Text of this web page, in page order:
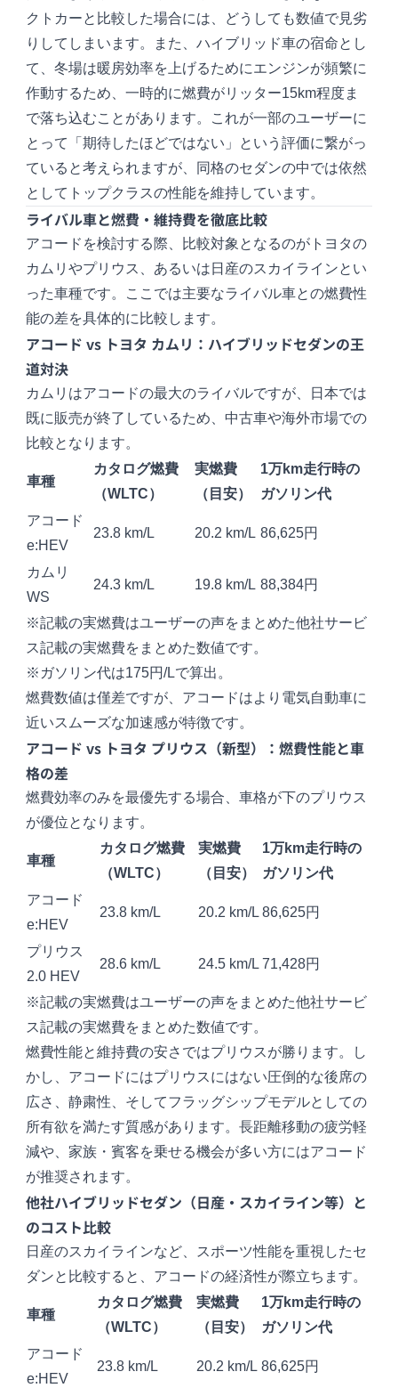
クトカーと比較した場合には、どうしても数値で見劣
りしてしまいます。また、ハイブリッド車の宿命とし
て、冬場は暖房効率を上げるためにエンジンが頻繁に
作動するため、一時的に燃費がリッター15km程度ま
で落ち込むことがあります。これが一部のユーザーに
とって「期待したほどではない」という評価に繋がっ
ていると考えられますが、同格のセダンの中では依然
としてトップクラスの性能を維持しています。
ライバル車と燃費・維持費を徹底比較
アコードを検討する際、比較対象となるのがトヨタの
カムリやプリウス、あるいは日産のスカイラインとい
った車種です。ここでは主要なライバル車との燃費性
能の差を具体的に比較します。
アコード vs トヨタ カムリ：ハイブリッドセダンの王
道対決
カムリはアコードの最大のライバルですが、日本では
既に販売が終了しているため、中古車や海外市場での
比較となります。
車種
カタログ燃費
（WLTC）
実燃費
（目安）
1万km走行時の
ガソリン代
アコード
e:HEV
23.8 km/L 20.2 km/L 86,625円
カムリ
WS
24.3 km/L 19.8 km/L 88,384円
※記載の実燃費はユーザーの声をまとめた他社サービ
ス記載の実燃費をまとめた数値です。
※ガソリン代は175円/Lで算出。
燃費数値は僅差ですが、アコードはより電気自動車に
近いスムーズな加速感が特徴です。
アコード vs トヨタ プリウス（新型）：燃費性能と車
格の差
燃費効率のみを最優先する場合、車格が下のプリウス
が優位となります。
車種
カタログ燃費
（WLTC）
実燃費
（目安）
1万km走行時の
ガソリン代
アコード
e:HEV
23.8 km/L 20.2 km/L 86,625円
プリウス
2.0 HEV
28.6 km/L 24.5 km/L 71,428円
※記載の実燃費はユーザーの声をまとめた他社サービ
ス記載の実燃費をまとめた数値です。
燃費性能と維持費の安さではプリウスが勝ります。し
かし、アコードにはプリウスにはない圧倒的な後席の
広さ、静粛性、そしてフラッグシップモデルとしての
所有欲を満たす質感があります。長距離移動の疲労軽
減や、家族・賓客を乗せる機会が多い方にはアコード
が推奨されます。
他社ハイブリッドセダン（日産・スカイライン等）と
のコスト比較
日産のスカイラインなど、スポーツ性能を重視したセ
ダンと比較すると、アコードの経済性が際立ちます。
車種
カタログ燃費
（WLTC）
実燃費
（目安）
1万km走行時の
ガソリン代
アコード
e:HEV
23.8 km/L 20.2 km/L 86,625円